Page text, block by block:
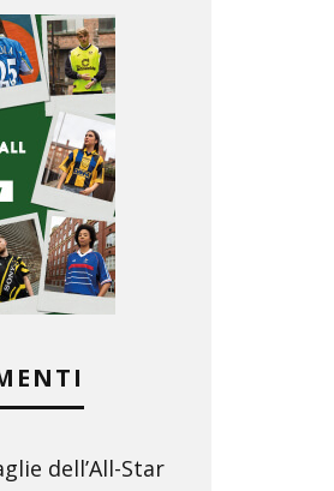
dell’All-Star